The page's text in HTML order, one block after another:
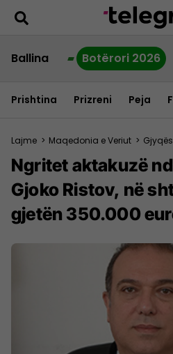
Ballina Botërori 2026
Prishtina Prizreni Peja
Lajme > Maqedonia e Veriut >
Ngritet aktakuzë
Gjoko Ristov, në
gjetën 350.000